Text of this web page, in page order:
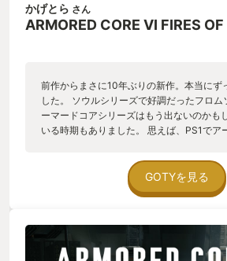
かげとら さん
ARMORED CORE VI FIRES
前作からまさに10年ぶりの新作。本当にず
した。 ソウルシリーズで好調だったフロム
ーマードコアシリーズはもう出ないのかも
いる時期もありました。 思えば、PS1でア
マー人生だったで、ここ10年は何か物足り
したが、発売されてからは、もう水を得た
遊んでいました。 今までのアーマードコア
のアーマードコアでは弱かった、キャラク
性もかなり強化され、X界隈ではおそらく
GOTYを見る